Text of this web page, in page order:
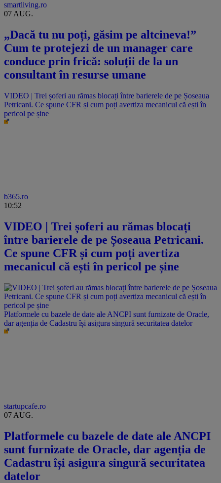
smartliving.ro
07 AUG.
„Dacă tu nu poți, găsim pe altcineva!”
Cum te protejezi de un manager care
conduce prin frică: soluții de la un
consultant în resurse umane
VIDEO | Trei șoferi au rămas blocați între barierele de pe Șoseaua
Petricani. Ce spune CFR și cum poți avertiza mecanicul că ești în
pericol pe șine
b365.ro
10:52
VIDEO | Trei șoferi au rămas blocați
între barierele de pe Șoseaua Petricani.
Ce spune CFR și cum poți avertiza
mecanicul că ești în pericol pe șine
Platformele cu bazele de date ale ANCPI sunt furnizate de Oracle,
dar agenția de Cadastru își asigura singură securitatea datelor
startupcafe.ro
07 AUG.
Platformele cu bazele de date ale ANCPI
sunt furnizate de Oracle, dar agenția de
Cadastru își asigura singură securitatea
datelor